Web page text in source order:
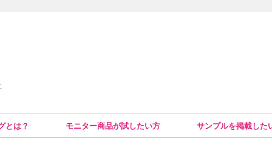
とは？ モニター商品が試したい方 サンプルを掲載した